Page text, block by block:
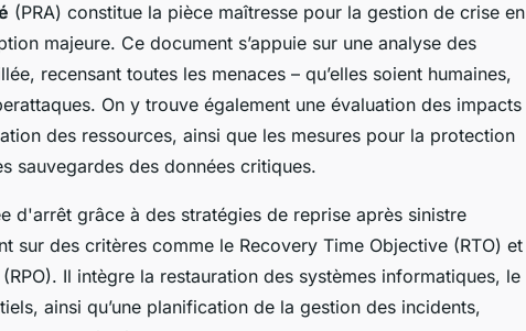
(PRA) constitue la pièce maîtresse pour la gestion de crise en
majeure. Ce document s’appuie sur une analyse des
recensant toutes les menaces – qu’elles soient humaines,
On y trouve également une évaluation des impacts
des ressources, ainsi que les mesures pour la protection
sauvegardes des données critiques.
d'arrêt grâce à des stratégies de reprise après sinistre
sur des critères comme le Recovery Time Objective (RTO) et
Il intègre la restauration des systèmes informatiques, le
ainsi qu’une planification de la gestion des incidents,